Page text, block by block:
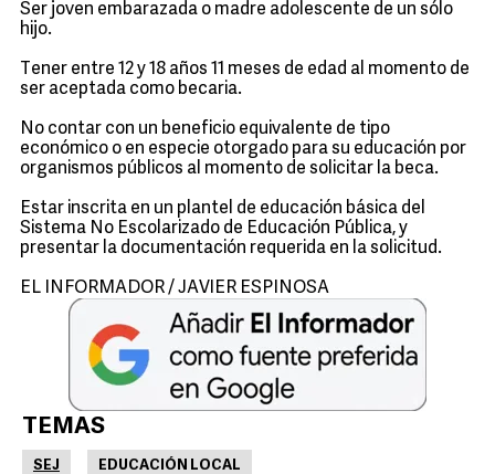
Ser joven embarazada o madre adolescente de un sólo
hijo.
Tener entre 12 y 18 años 11 meses de edad al momento de
ser aceptada como becaria.
No contar con un beneficio equivalente de tipo
económico o en especie otorgado para su educación por
organismos públicos al momento de solicitar la beca.
Estar inscrita en un plantel de educación básica del
Sistema No Escolarizado de Educación Pública, y
presentar la documentación requerida en la solicitud.
EL INFORMADOR / JAVIER ESPINOSA
TEMAS
SEJ EDUCACIÓN LOCAL